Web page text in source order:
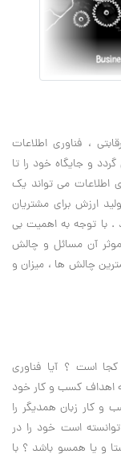
، فناوری اطلاعات
و جایگاه خود را تا
اطلاعات می تواند یک
ارزش برای مشتریان
. با توجه به اهمیت بی
آن مسائل و چالش
چالش ها ، میزان و
است ؟ آیا فناوری
اهداف کسب و کار خود
و کار زبان همدیگر را
است خود را در
و یا همسو باشد ؟ با